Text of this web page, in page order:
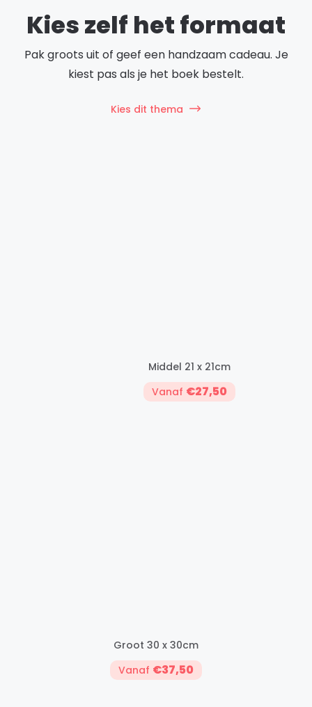
Kies zelf het formaat
Pak groots uit of geef een handzaam cadeau. Je
kiest pas als je het boek bestelt.
Kies dit thema
Middel 21 x 21cm
Vanaf €27,50
Groot 30 x 30cm
Vanaf €37,50